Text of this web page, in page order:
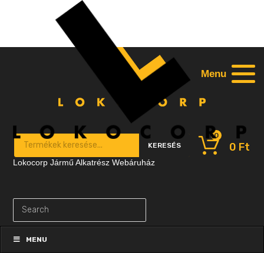
Products search
KERESÉS 0 Ft
0
to
contentMENU
Lokocorp Jármű Alkatrész Webáruház
Menu